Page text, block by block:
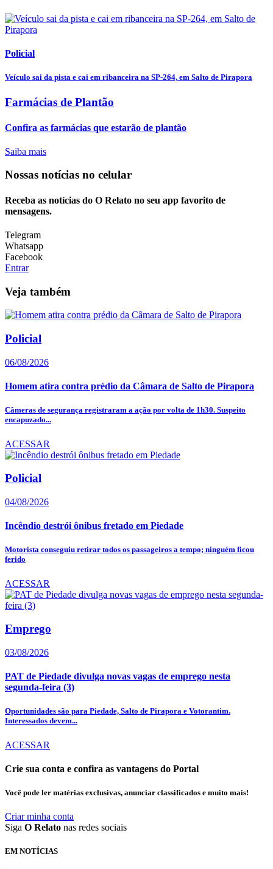
Policial
Veículo sai da pista e cai em ribanceira na SP-264, em Salto de Pirapora
Farmácias de Plantão
Confira as farmácias que estarão de plantão
Saiba mais
Nossas notícias no celular
Receba as notícias do O Relato no seu app favorito de
mensagens.
Telegram
Whatsapp
Facebook
Entrar
Veja também
Policial
06/08/2026
Homem atira contra prédio da Câmara de Salto de Pirapora
Câmeras de segurança registraram a ação por volta de 1h30. Suspeito
encapuzado...
ACESSAR
Policial
04/08/2026
Incêndio destrói ônibus fretado em Piedade
Motorista conseguiu retirar todos os passageiros a tempo; ninguém ficou
ferido
ACESSAR
Emprego
03/08/2026
PAT de Piedade divulga novas vagas de emprego nesta
segunda-feira (3)
Oportunidades são para Piedade, Salto de Pirapora e Votorantim.
Interessados devem...
ACESSAR
Crie sua conta e confira as vantagens do Portal
Você pode ler matérias exclusivas, anunciar classificados e muito mais!
Criar minha conta
Siga O Relato nas redes sociais
EM NOTÍCIAS